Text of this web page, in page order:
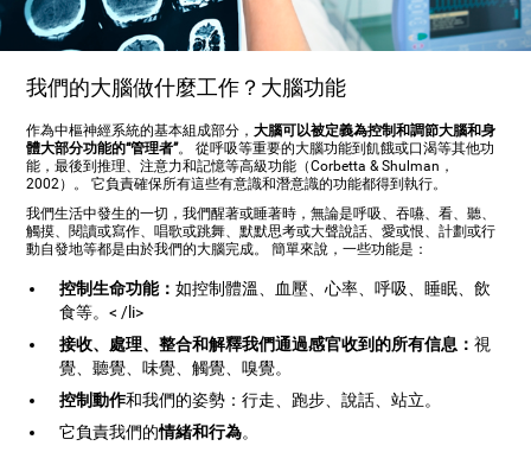
我們的大腦做什麼工作？大腦功能
作為中樞神經系統的基本組成部分，大腦可以被定義為控制和調節大腦和身
體大部分功能的“管理者”。 從呼吸等重要的大腦功能到飢餓或口渴等其他功
能，最後到推理、注意力和記憶等高級功能（Corbetta & Shulman，
2002）。 它負責確保所有這些有意識和潛意識的功能都得到執行。
我們生活中發生的一切，我們醒著或睡著時，無論是呼吸、吞嚥、看、聽、
觸摸、閱讀或寫作、唱歌或跳舞、默默思考或大聲說話、愛或恨、計劃或行
動自發地等都是由於我們的大腦完成。 簡單來說，一些功能是：
控制生命功能：如控制體溫、血壓、心率、呼吸、睡眠、飲
食等。< /li>
接收、處理、整合和解釋我們通過感官收到的所有信息：視
覺、聽覺、味覺、觸覺、嗅覺。
控制動作和我們的姿勢：行走、跑步、說話、站立。
它負責我們的情緒和行為。